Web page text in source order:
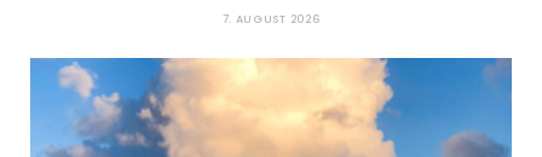
7. AUGUST 2026